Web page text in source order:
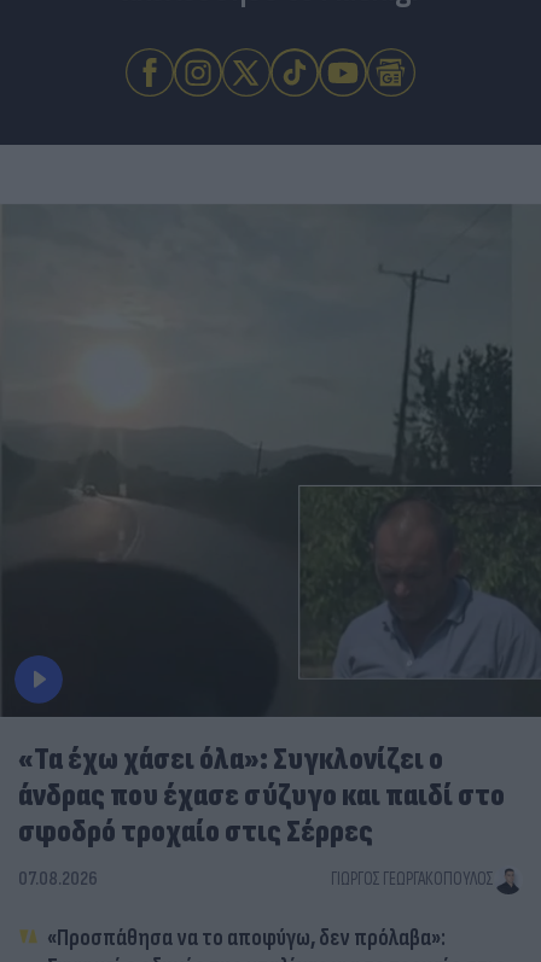
«Τα έχω χάσει όλα»: Συγκλονίζει ο
άνδρας που έχασε σύζυγο και παιδί στο
σφοδρό τροχαίο στις Σέρρες
07.08.2026 ΓΙΏΡΓΟΣ ΓΕΩΡΓΑΚΌΠΟΥΛΟΣ
«Προσπάθησα να το αποφύγω, δεν πρόλαβα»: